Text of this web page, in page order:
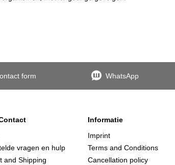
form WhatsApp
vragen en hulp
and Shipping
Informatie
Imprint
Terms and Conditions
Cancellation policy